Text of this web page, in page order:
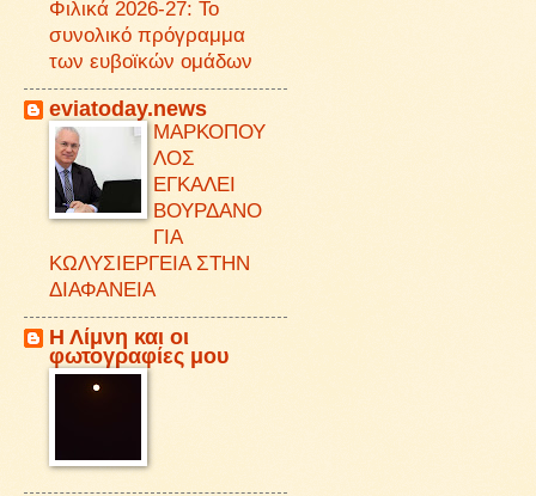
Φιλικά 2026-27: Το
συνολικό πρόγραμμα
των ευβοϊκών ομάδων
eviatoday.news
ΜΑΡΚΟΠΟΥ
ΛΟΣ
ΕΓΚΑΛΕΙ
ΒΟΥΡΔΑΝΟ
ΓΙΑ
ΚΩΛΥΣΙΕΡΓΕΙΑ ΣΤΗΝ
ΔΙΑΦΑΝΕΙΑ
Η Λίμνη και οι
φωτογραφίες μου